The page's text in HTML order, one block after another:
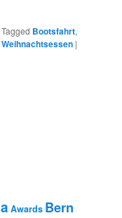
Tagged Bootsfahrt,
Weihnachtsessen |
Awards Bern